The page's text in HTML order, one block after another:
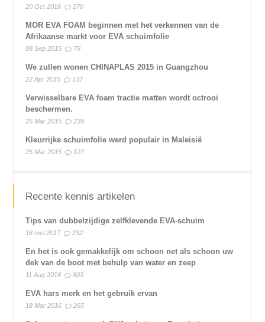
20 Oct 2016 270
MOR EVA FOAM beginnen met het verkennen van de
Afrikaanse markt voor EVA schuimfolie
08 Sep 2015 79
We zullen wonen CHINAPLAS 2015 in Guangzhou
22 Apr 2015 137
Verwisselbare EVA foam tractie matten wordt octrooi
beschermen.
25 Mar 2015 239
Kleurrijke schuimfolie werd populair in Maleisië
25 Mar 2015 127
Recente kennis artikelen
Tips van dubbelzijdige zelfklevende EVA-schuim
16 mei 2017 232
En het is ook gemakkelijk om schoon net als schoon uw
dek van de boot met behulp van water en zeep
11 Aug 2016 803
EVA hars merk en het gebruik ervan
18 Mar 2016 265